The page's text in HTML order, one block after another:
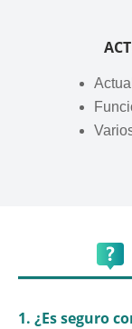
1. ¿Es seguro